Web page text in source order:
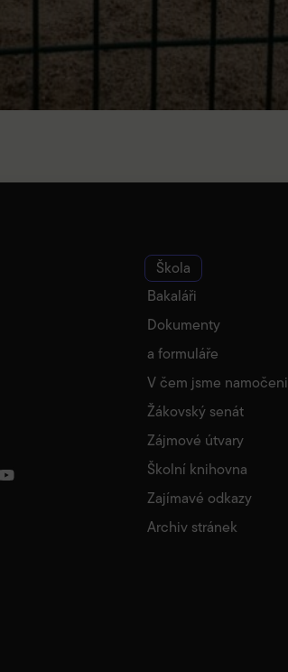
Škola
Bakaláři
Dokumenty
a formuláře
V čem jsme namočeni
Žákovský senát
Zájmové útvary
Školní knihovna
Zajímavé odkazy
Archiv stránek